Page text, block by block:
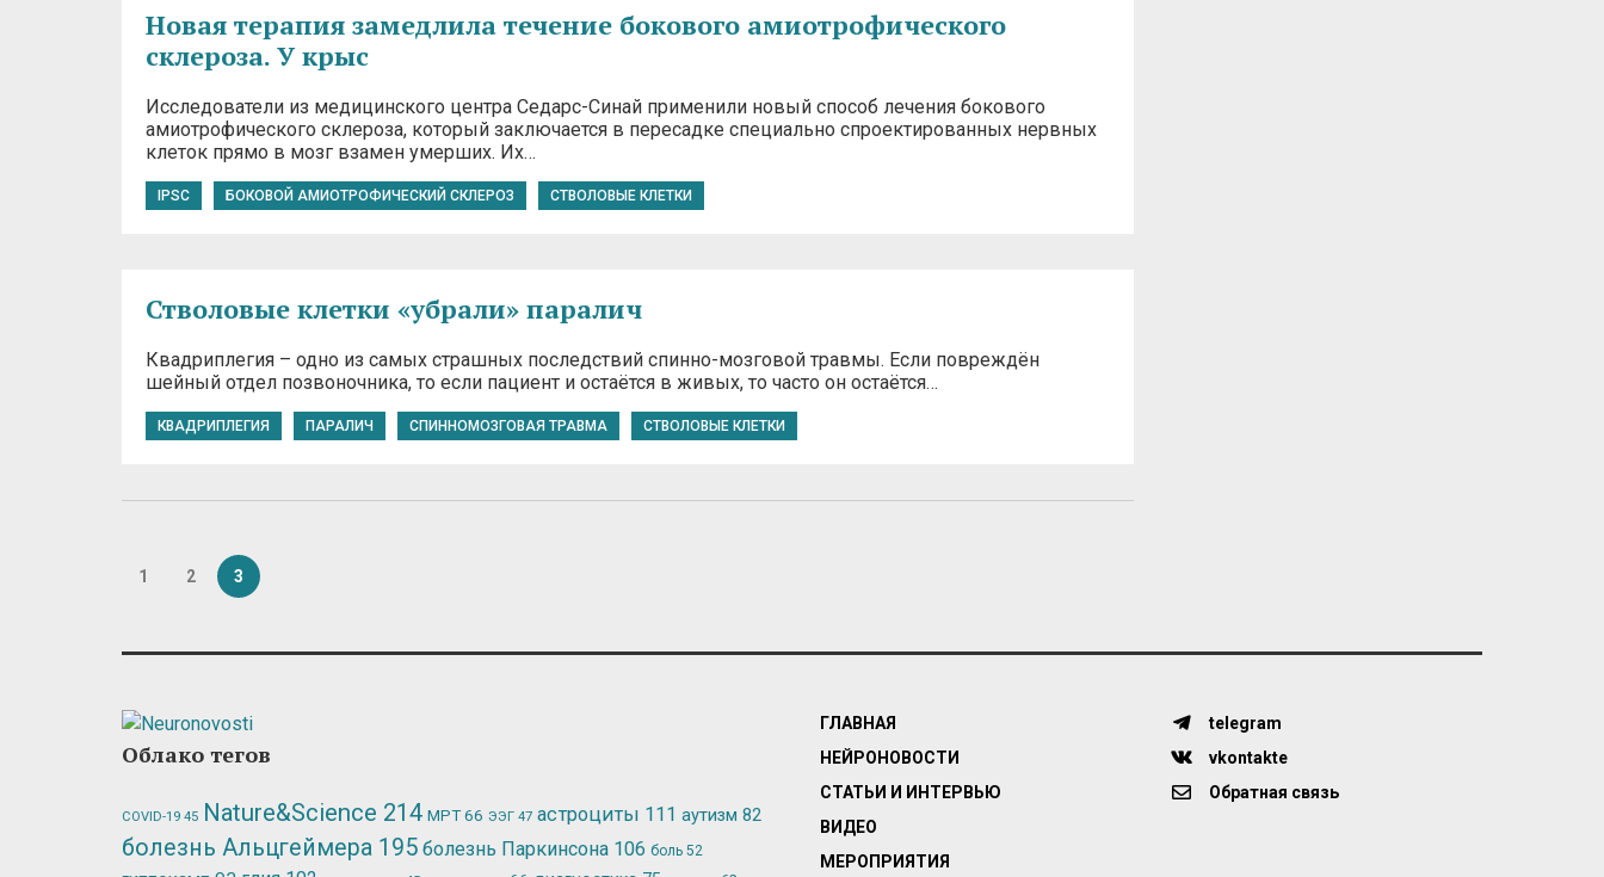
Новая терапия замедлила течение бокового амиотрофического
склероза. У крыс
Исследователи из медицинского центра Седарс-Синай применили новый способ лечения бокового
амиотрофического склероза, который заключается в пересадке специально спроектированных нервных
клеток прямо в мозг взамен умерших. Их…
IPSC БОКОВОЙ АМИОТРОФИЧЕСКИЙ СКЛЕРОЗ СТВОЛОВЫЕ КЛЕТКИ
Стволовые клетки «убрали» паралич
Квадриплегия – одно из самых страшных последствий спинно-мозговой травмы. Если повреждён
шейный отдел позвоночника, то если пациент и остаётся в живых, то часто он остаётся…
КВАДРИПЛЕГИЯ ПАРАЛИЧ СПИННОМОЗГОВАЯ ТРАВМА СТВОЛОВЫЕ КЛЕТКИ
1 2 3
Облако тегов
COVID-19 45 Nature&Science 214 МРТ66 ЭЭГ 47 астроциты 111 аутизм 82
болезнь Альцгеймера 195 болезнь Паркинсона 106 боль 52
ГЛАВНАЯ
НЕЙРОНОВОСТИ
СТАТЬИ И ИНТЕРВЬЮ
ВИДЕО
МЕРОПРИЯТИЯ
telegram
vkontakte
Обратная связь